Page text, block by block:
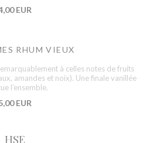
EUR
RHUM VIEUX
à celles notes de fruits
amandes et noix). Une finale vanillée
l’ensemble.
EUR
HSE